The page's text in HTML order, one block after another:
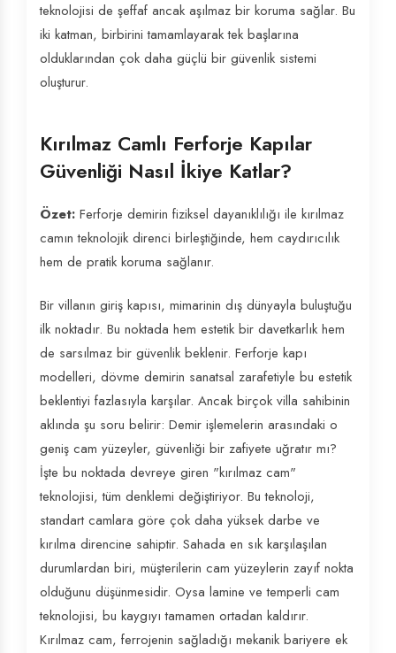
teknolojisi de şeffaf ancak aşılmaz bir koruma sağlar. Bu
iki katman, birbirini tamamlayarak tek başlarına
olduklarından çok daha güçlü bir güvenlik sistemi
oluşturur.
Kırılmaz Camlı Ferforje Kapılar
Güvenliği Nasıl İkiye Katlar?
Özet: Ferforje demirin fiziksel dayanıklılığı ile kırılmaz
camın teknolojik direnci birleştiğinde, hem caydırıcılık
hem de pratik koruma sağlanır.
Bir villanın giriş kapısı, mimarinin dış dünyayla buluştuğu
ilk noktadır. Bu noktada hem estetik bir davetkarlık hem
de sarsılmaz bir güvenlik beklenir. Ferforje kapı
modelleri, dövme demirin sanatsal zarafetiyle bu estetik
beklentiyi fazlasıyla karşılar. Ancak birçok villa sahibinin
aklında şu soru belirir: Demir işlemelerin arasındaki o
geniş cam yüzeyler, güvenliği bir zafiyete uğratır mı?
İşte bu noktada devreye giren "kırılmaz cam"
teknolojisi, tüm denklemi değiştiriyor. Bu teknoloji,
standart camlara göre çok daha yüksek darbe ve
kırılma direncine sahiptir. Sahada en sık karşılaşılan
durumlardan biri, müşterilerin cam yüzeylerin zayıf nokta
olduğunu düşünmesidir. Oysa lamine ve temperli cam
teknolojisi, bu kaygıyı tamamen ortadan kaldırır.
Kırılmaz cam, ferrojenin sağladığı mekanik bariyere ek